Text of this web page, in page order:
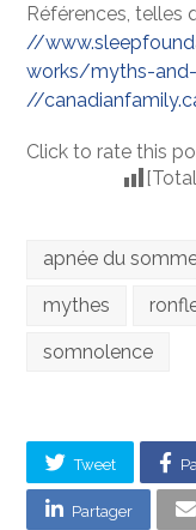
Références, telles
//
works/myths-
//
Click to rate this
apnée du
mythes
somnolence
Tweet
Partager